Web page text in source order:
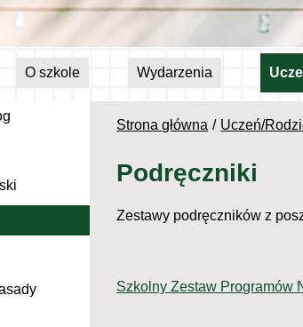
O szkole Wydarzenia
Strona główna Uczeń/
Podręczniki
Zestawy podręczników z
Szkolny Zestaw Programów